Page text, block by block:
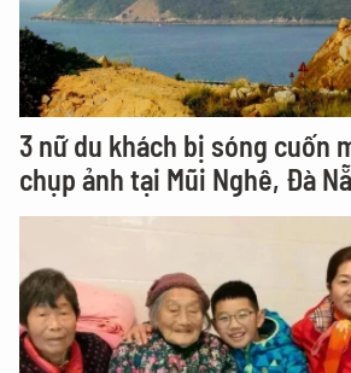
3 nữ du khách bị sóng cuốn
chụp ảnh tại Mũi Nghê, Đà